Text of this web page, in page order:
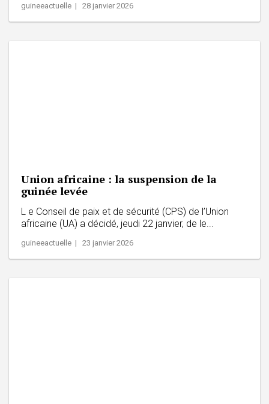
guineeactuelle | 28 janvier 2026
Union africaine : la suspension de la
guinée levée
L e Conseil de paix et de sécurité (CPS) de l’Union
africaine (UA) a décidé, jeudi 22 janvier, de le...
guineeactuelle | 23 janvier 2026